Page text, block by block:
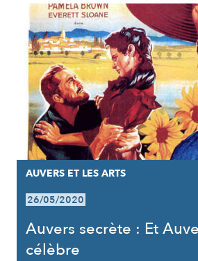
AUVERS ET LES ARTS
26/05/2020
Auvers secrète : Et
célèbre